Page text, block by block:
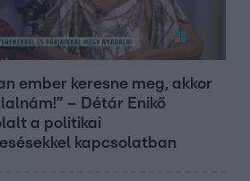
ember keresne meg, akkor
– Détár Enikő
a politikai
kapcsolatban